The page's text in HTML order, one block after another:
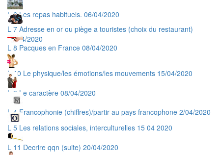
L 6 Les repas habituels. 06/04/2020
L 7 Adresse en or ou piège a touristes (choix du restaurant)
07/04/2020
L 8 Pacques en France 08/04/2020
L 10 Le physique/les émotions/les mouvements 15/04/2020
L 9 Le caractère 08/04/2020
L 4 Francophonie (chiffres)/partir au pays francophone 2/04/2020
L 5 Les relations sociales, interculturelles 15 04 2020
L 11 Decrire qqn (suite) 20/04/2020